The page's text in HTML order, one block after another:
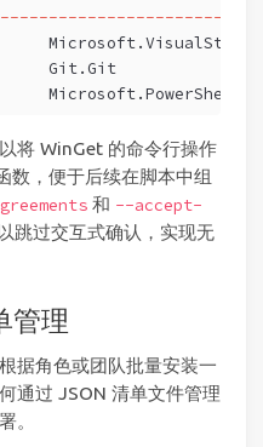
Git.Git
将 WinGet 的命令行操作
数，便于后续在脚本中组
和 --accept-
跳过交互式确认，实现无
管理
据角色或团队批量安装一
通过 JSON 清单文件管理
。